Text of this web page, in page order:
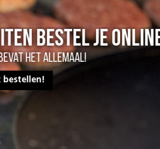
op ons vee
van boer tot biefstuk
over de herkomst van ons vlees!